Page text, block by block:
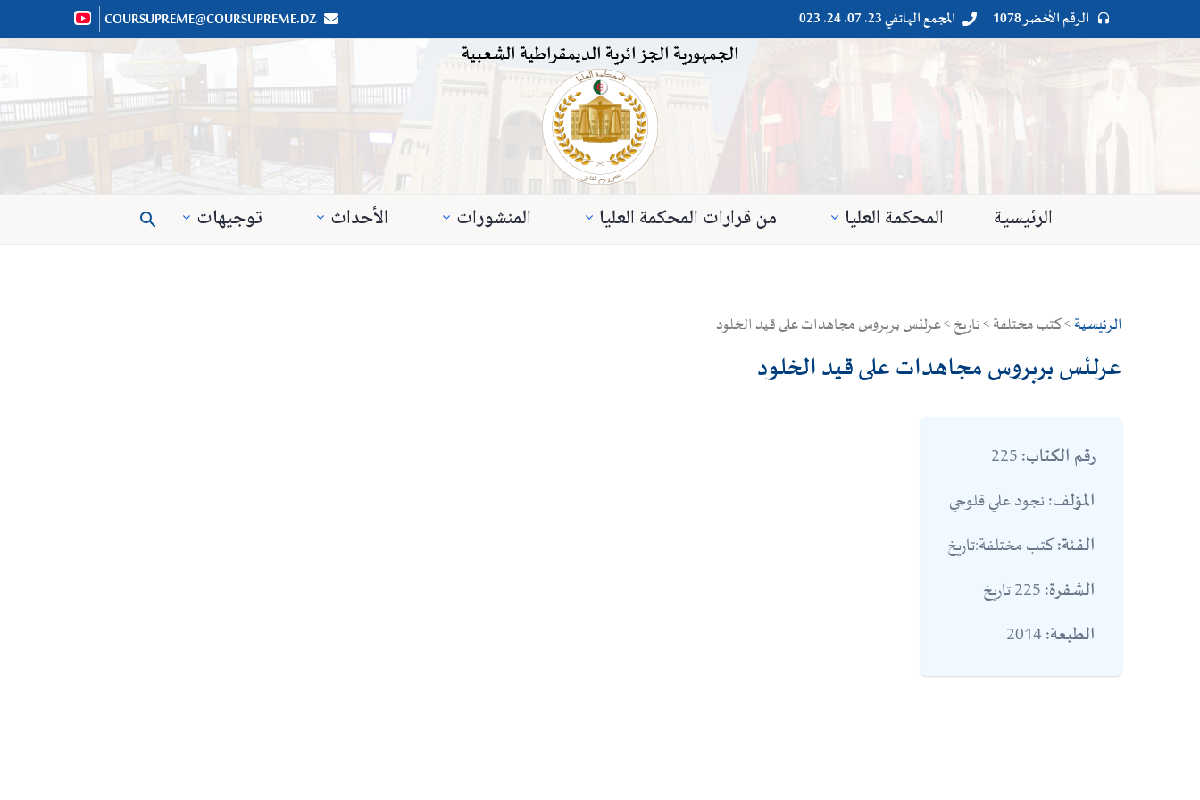

 الرقم الأخضر 1078 
 المجمع الهاتفي 23. 07. 24. 023 

COURSUPREME@COURSUPREME.DZ
الجمهورية الجزائرية الديمقراطية الشعبية
الرئيسية المحكمة العليا من قرارات المحكمة العليا المنشورات الأحداث توجيهات 
الرئيسية> كتب مختلفة > تاريخ > عرلئس بربروس مجاهدات على قيد الخلود
عرلئس بربروس مجاهدات على قيد الخلود
رقم الكتاب:
المؤلف:نجود علي قلوجي
الفئة:كتب مختلفة:تاريخ
الشفرة:
الطبعة: